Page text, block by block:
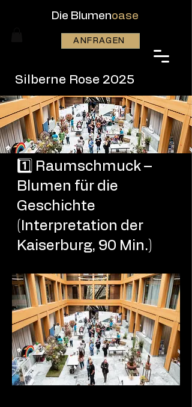
Die Blumenoase
ANFRAGEN
Silberne Rose 2025
1️⃣ Raumschmuck –
Blumen für die
Geschichte
(Interpretation der
Kaiserburg, 90 Min.)